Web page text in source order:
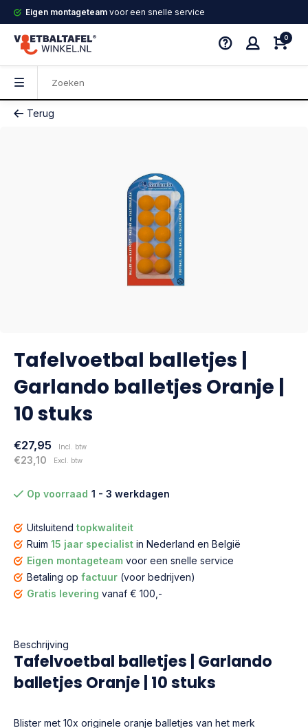
Eigen montageteam voor een snelle service
0
Terug
Tafelvoetbal balletjes |
Garlando balletjes Oranje |
10 stuks
€27,95 Incl. btw
€23,10 Excl. btw
Op voorraad 1 - 3 werkdagen
Uitsluitend topkwaliteit
Ruim 15 jaar specialist in Nederland en België
Eigen montageteam voor een snelle service
Betaling op factuur (voor bedrijven)
Gratis levering vanaf € 100,-
Beschrijving
Tafelvoetbal balletjes | Garlando
balletjes Oranje | 10 stuks
Blister met 10x originele oranje balletjes van het merk